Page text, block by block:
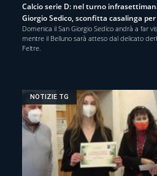
Calcio serie D: nel turno
Giorgio Sedico, sconfitta casalinga
Domenica il San Giorgio Sedico andrà a far
mentre il Belluno sarà atteso dal delicato
Feltre.
NOTIZIE TG